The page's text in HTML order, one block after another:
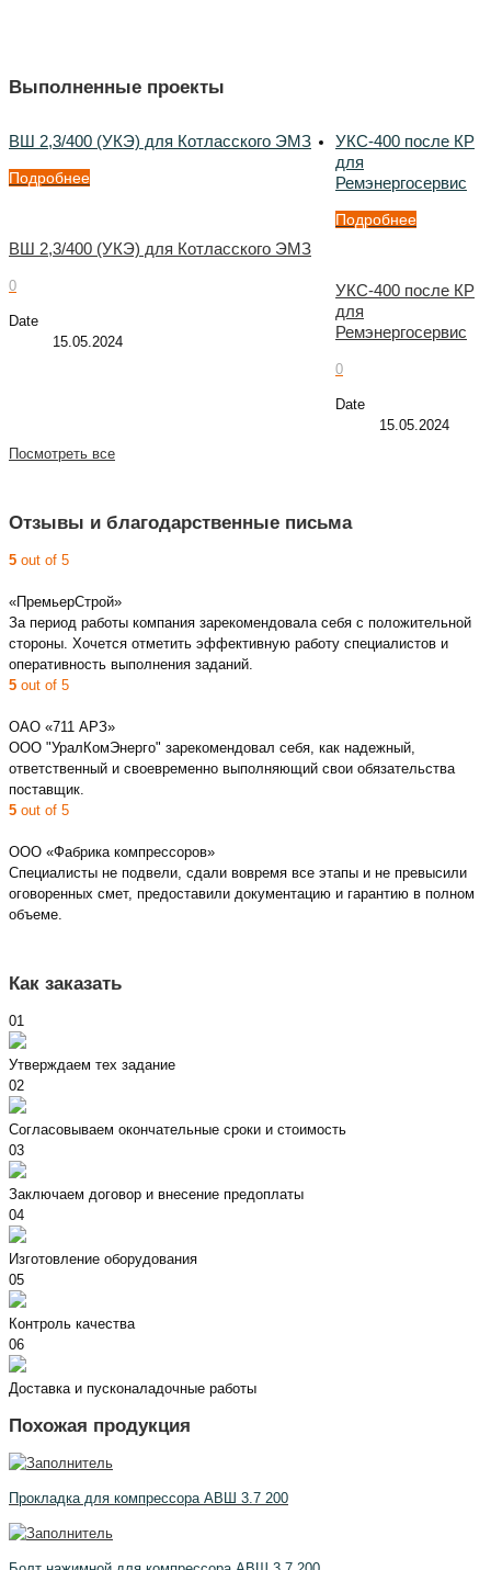
Выполненные проекты
ВШ 2,3/400 (УКЭ) для Котласского ЭМЗ
Подробнее
ВШ 2,3/400 (УКЭ) для Котласского ЭМЗ
0
Date
15.05.2024
УКС-400 после КР
для
Ремэнергосервис
Подробнее
УКС-400 после КР
для
Ремэнергосервис
0
Date
15.05.2024
Посмотреть все
Отзывы и благодарственные письма
5 out of 5
«ПремьерСтрой»
За период работы компания зарекомендовала себя с положительной
стороны. Хочется отметить эффективную работу специалистов и
оперативность выполнения заданий.
5 out of 5
ОАО «711 АРЗ»
ООО "УралКомЭнерго" зарекомендовал себя, как надежный,
ответственный и своевременно выполняющий свои обязательства
поставщик.
5 out of 5
ООО «Фабрика компрессоров»
Специалисты не подвели, сдали вовремя все этапы и не превысили
оговоренных смет, предоставили документацию и гарантию в полном
объеме.
Как заказать
01
Утверждаем тех задание
02
Согласовываем окончательные сроки и стоимость
03
Заключаем договор и внесение предоплаты
04
Изготовление оборудования
05
Контроль качества
06
Доставка и пусконаладочные работы
Похожая продукция
Прокладка для компрессора АВШ 3.7 200